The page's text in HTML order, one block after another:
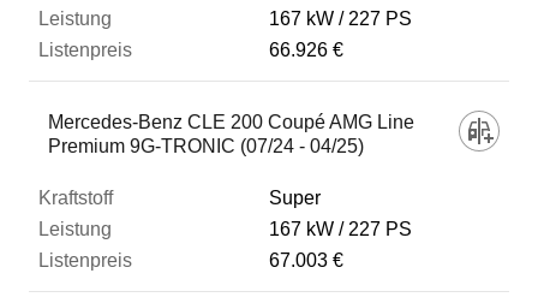
167 kW
227 PS
66.926 €
Mercedes-Benz CLE 200 Coupé AMG Line
Premium 9G-TRONIC (07/24 - 04/25)
Super
167 kW
227 PS
67.003 €